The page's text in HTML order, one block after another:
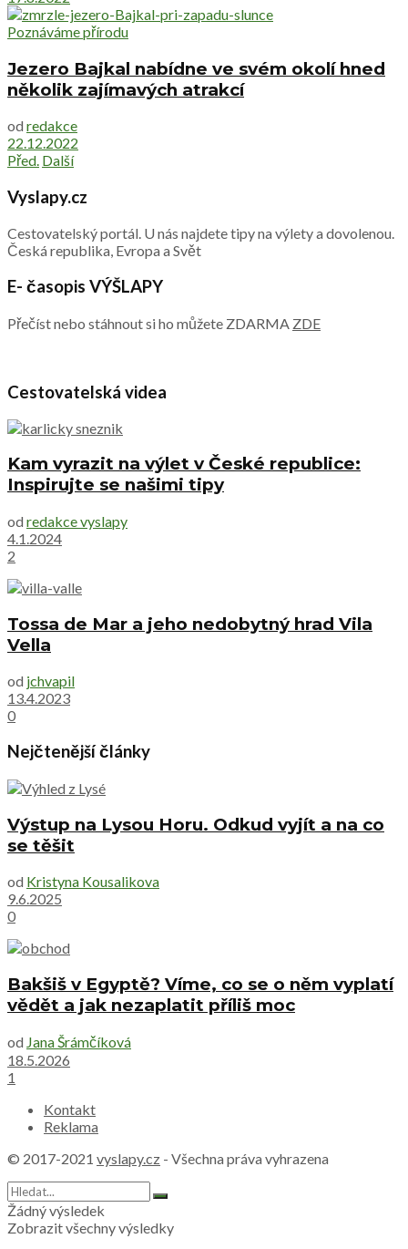
Poznáváme přírodu
Jezero Bajkal nabídne ve svém okolí hned
několik zajímavých atrakcí
od redakce
22.12.2022
Před. Další
Vyslapy.cz
Cestovatelský portál. U nás najdete tipy na výlety a dovolenou.
Česká republika, Evropa a Svět
E- časopis VÝŠLAPY
Přečíst nebo stáhnout si ho můžete ZDARMA ZDE
Cestovatelská videa
Kam vyrazit na výlet v České republice:
Inspirujte se našimi tipy
od redakce vyslapy
4.1.2024
2
Tossa de Mar a jeho nedobytný hrad Vila
Vella
od jchvapil
13.4.2023
0
Nejčtenější články
Výstup na Lysou Horu. Odkud vyjít a na co
se těšit
od Kristyna Kousalikova
9.6.2025
0
Bakšiš v Egyptě? Víme, co se o něm vyplatí
vědět a jak nezaplatit příliš moc
od Jana Šrámčíková
18.5.2026
1
Kontakt
Reklama
© 2017-2021 vyslapy.cz - Všechna práva vyhrazena
Žádný výsledek
Zobrazit všechny výsledky